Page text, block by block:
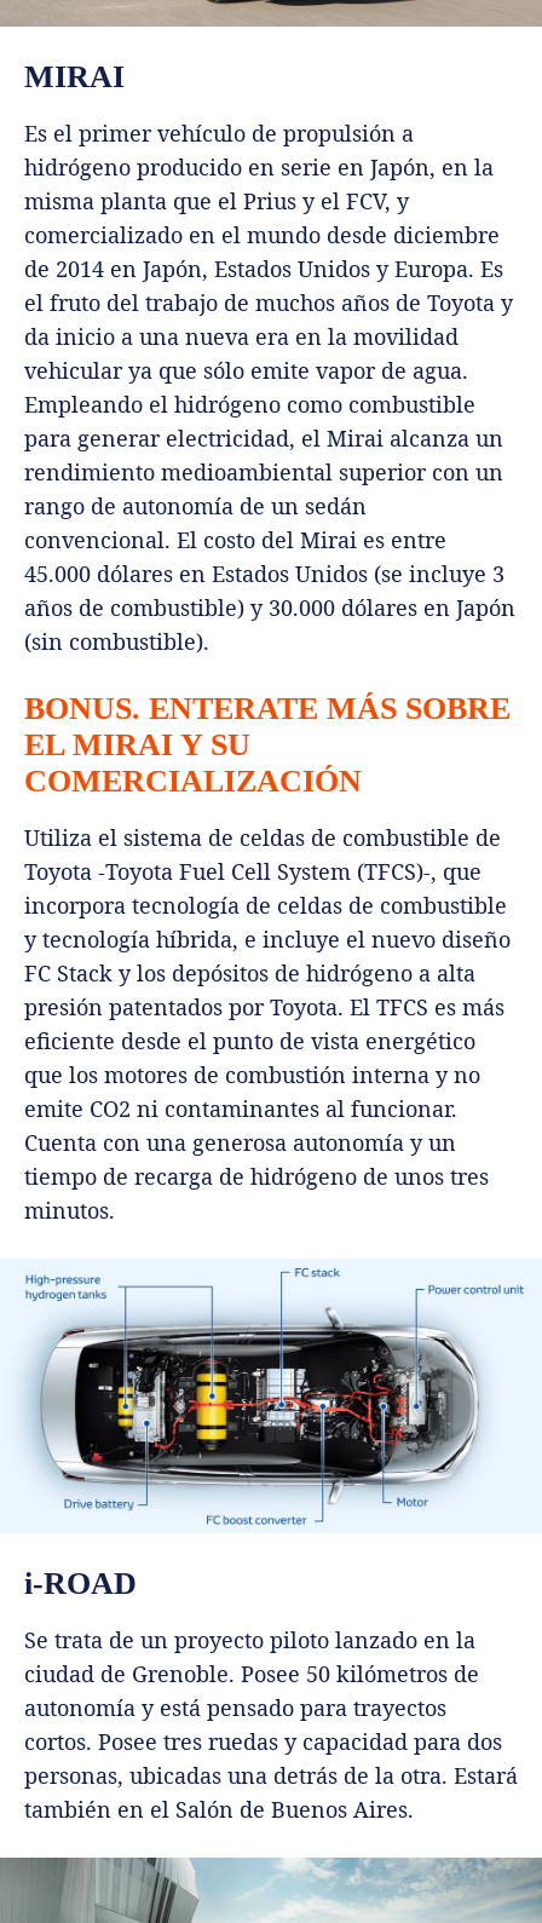
MIRAI
Es el primer vehículo de propulsión a
hidrógeno producido en serie en Japón, en la
misma planta que el Prius y el FCV, y
comercializado en el mundo desde diciembre
de 2014 en Japón, Estados Unidos y Europa. Es
el fruto del trabajo de muchos años de Toyota y
da inicio a una nueva era en la movilidad
vehicular ya que sólo emite vapor de agua.
Empleando el hidrógeno como combustible
para generar electricidad, el Mirai alcanza un
rendimiento medioambiental superior con un
rango de autonomía de un sedán
convencional. El costo del Mirai es entre
45.000 dólares en Estados Unidos (se incluye 3
años de combustible) y 30.000 dólares en Japón
(sin combustible).
BONUS. ENTERATE MÁS SOBRE
EL MIRAI Y SU
COMERCIALIZACIÓN
Utiliza el sistema de celdas de combustible de
Toyota -Toyota Fuel Cell System (TFCS)-, que
incorpora tecnología de celdas de combustible
y tecnología híbrida, e incluye el nuevo diseño
FC Stack y los depósitos de hidrógeno a alta
presión patentados por Toyota. El TFCS es más
eficiente desde el punto de vista energético
que los motores de combustión interna y no
emite CO2 ni contaminantes al funcionar.
Cuenta con una generosa autonomía y un
tiempo de recarga de hidrógeno de unos tres
minutos.
i-ROAD
Se trata de un proyecto piloto lanzado en la
ciudad de Grenoble. Posee 50 kilómetros de
autonomía y está pensado para trayectos
cortos. Posee tres ruedas y capacidad para dos
personas, ubicadas una detrás de la otra. Estará
también en el Salón de Buenos Aires.